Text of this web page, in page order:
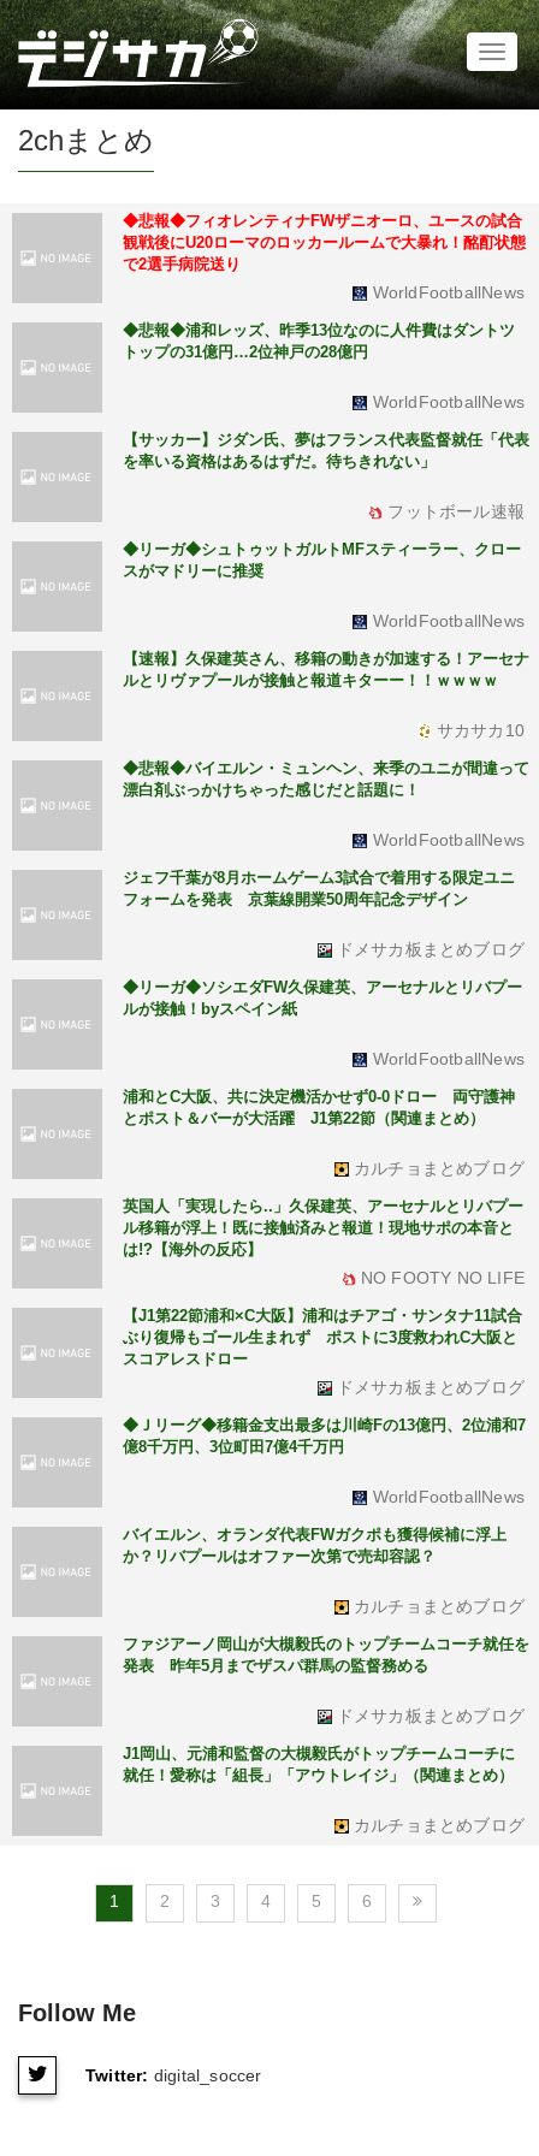
2chまとめ
◆悲報◆フィオレンティナFWザニオーロ、ユースの試合
観戦後にU20ローマのロッカールームで大暴れ！酩酊状態
で2選手病院送り
WorldFootballNews
◆悲報◆浦和レッズ、昨季13位なのに人件費はダントツ
トップの31億円…2位神戸の28億円
WorldFootballNews
【サッカー】ジダン氏、夢はフランス代表監督就任「代表
を率いる資格はあるはずだ。待ちきれない」
フットボール速報
◆リーガ◆シュトゥットガルトMFスティーラー、クロー
スがマドリーに推奨
WorldFootballNews
【速報】久保建英さん、移籍の動きが加速する！アーセナ
ルとリヴァプールが接触と報道キターー！！ｗｗｗｗ
サカサカ10
◆悲報◆バイエルン・ミュンヘン、来季のユニが間違って
漂白剤ぶっかけちゃった感じだと話題に！
WorldFootballNews
ジェフ千葉が8月ホームゲーム3試合で着用する限定ユニ
フォームを発表 京葉線開業50周年記念デザイン
ドメサカ板まとめブログ
◆リーガ◆ソシエダFW久保建英、アーセナルとリバプー
ルが接触！byスペイン紙
WorldFootballNews
浦和とC大阪、共に決定機活かせず0-0ドロー 両守護神
とポスト＆バーが大活躍 J1第22節（関連まとめ）
カルチョまとめブログ
英国人「実現したら..」久保建英、アーセナルとリバプー
ル移籍が浮上！既に接触済みと報道！現地サポの本音と
は!?【海外の反応】
NO FOOTY NO LIFE
【J1第22節浦和×C大阪】浦和はチアゴ・サンタナ11試合
ぶり復帰もゴール生まれず ポストに3度救われC大阪と
スコアレスドロー
ドメサカ板まとめブログ
◆Ｊリーグ◆移籍金支出最多は川崎Fの13億円、2位浦和7
億8千万円、3位町田7億4千万円
WorldFootballNews
バイエルン、オランダ代表FWガクポも獲得候補に浮上
か？リバプールはオファー次第で売却容認？
カルチョまとめブログ
ファジアーノ岡山が大槻毅氏のトップチームコーチ就任を
発表 昨年5月までザスパ群馬の監督務める
ドメサカ板まとめブログ
J1岡山、元浦和監督の大槻毅氏がトップチームコーチに
就任！愛称は「組長」「アウトレイジ」（関連まとめ）
カルチョまとめブログ
1 2 3 4 5 6
Follow Me
Twitter: digital_soccer